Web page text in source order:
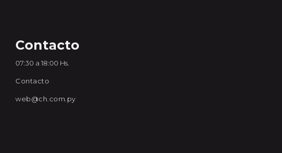
Contacto
07:30 a 18:00 Hs.
Contacto
web@ch.com.py